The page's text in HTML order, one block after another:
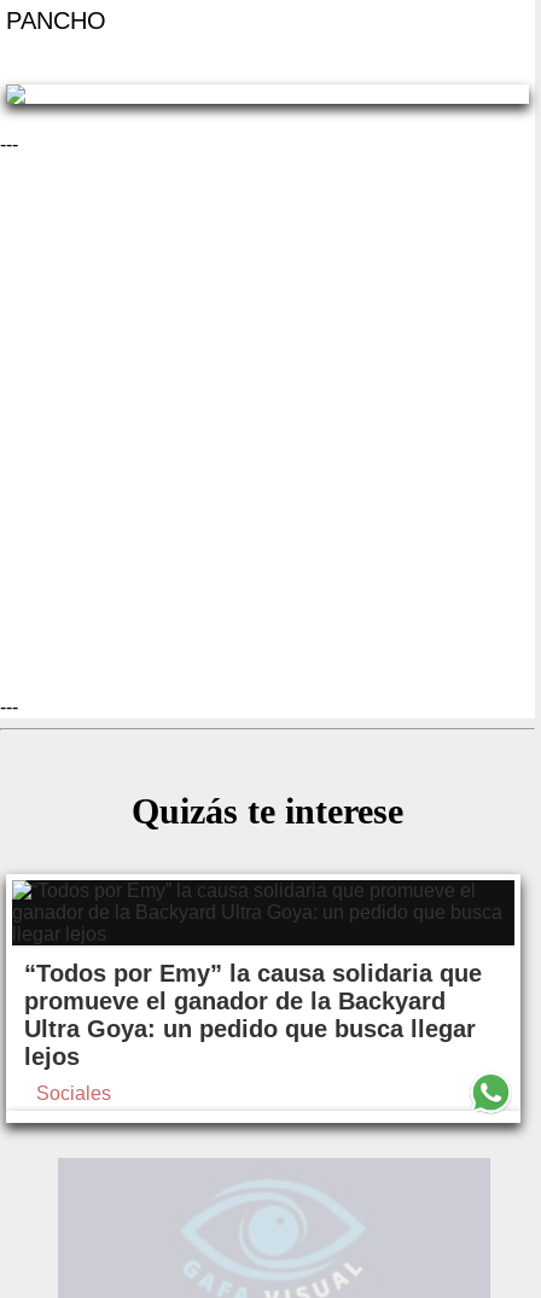
PANCHO
---
---
Quizás te interese
“Todos por Emy” la causa solidaria que
promueve el ganador de la Backyard
Ultra Goya: un pedido que busca llegar
lejos
Sociales